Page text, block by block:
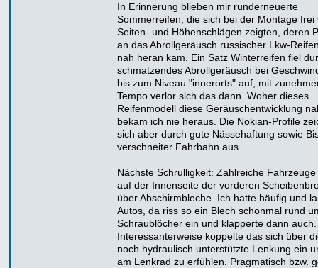
In Erinnerung blieben mir runderneuerte
Sommerreifen, die sich bei der Montage frei
Seiten- und Höhenschlägen zeigten, deren
an das Abrollgeräusch russischer Lkw-
nah heran kam. Ein Satz Winterreifen fiel
schmatzendes Abrollgeräusch bei
bis zum Niveau "innerorts" auf, mit
Tempo verlor sich das dann. Woher dieses
Reifenmodell diese Geräuschentwicklung
bekam ich nie heraus. Die Nokian-Profile
sich aber durch gute Nässehaftung sowie
verschneiter Fahrbahn aus.
Nächste Schrulligkeit: Zahlreiche
auf der Innenseite der vorderen
über Abschirmbleche. Ich hatte häufig und
Autos, da riss so ein Blech schonmal rund
Schraublöcher ein und klapperte dann auch.
Interessanterweise koppelte das sich über
noch hydraulisch unterstützte Lenkung ein
am Lenkrad zu erfühlen. Pragmatisch bzw.